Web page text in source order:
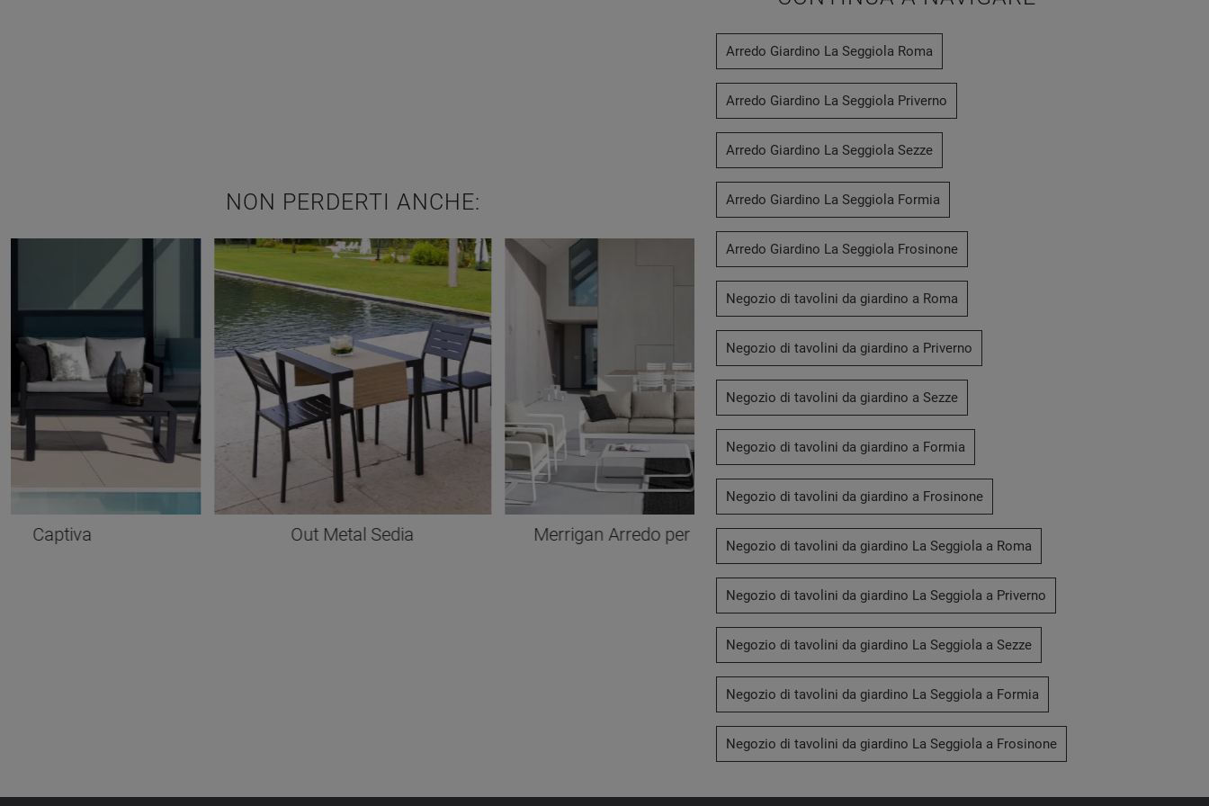
NON PERDERTI ANCHE:
Captiva Out Metal Sedia Merrigan Arredo per esterno Out Metal Poltroncina
Arredo Giardino La Seggiola Roma
Arredo Giardino La Seggiola Priverno
Arredo Giardino La Seggiola Sezze
Arredo Giardino La Seggiola Formia
Arredo Giardino La Seggiola Frosinone
Negozio di tavolini da giardino a Roma
Negozio di tavolini da giardino a Priverno
Negozio di tavolini da giardino a Sezze
Negozio di tavolini da giardino a Formia
Negozio di tavolini da giardino a Frosinone
Negozio di tavolini da giardino La Seggiola a Roma
Negozio di tavolini da giardino La Seggiola a Priverno
Negozio di tavolini da giardino La Seggiola a Sezze
Negozio di tavolini da giardino La Seggiola a Formia
Negozio di tavolini da giardino La Seggiola a Frosinone